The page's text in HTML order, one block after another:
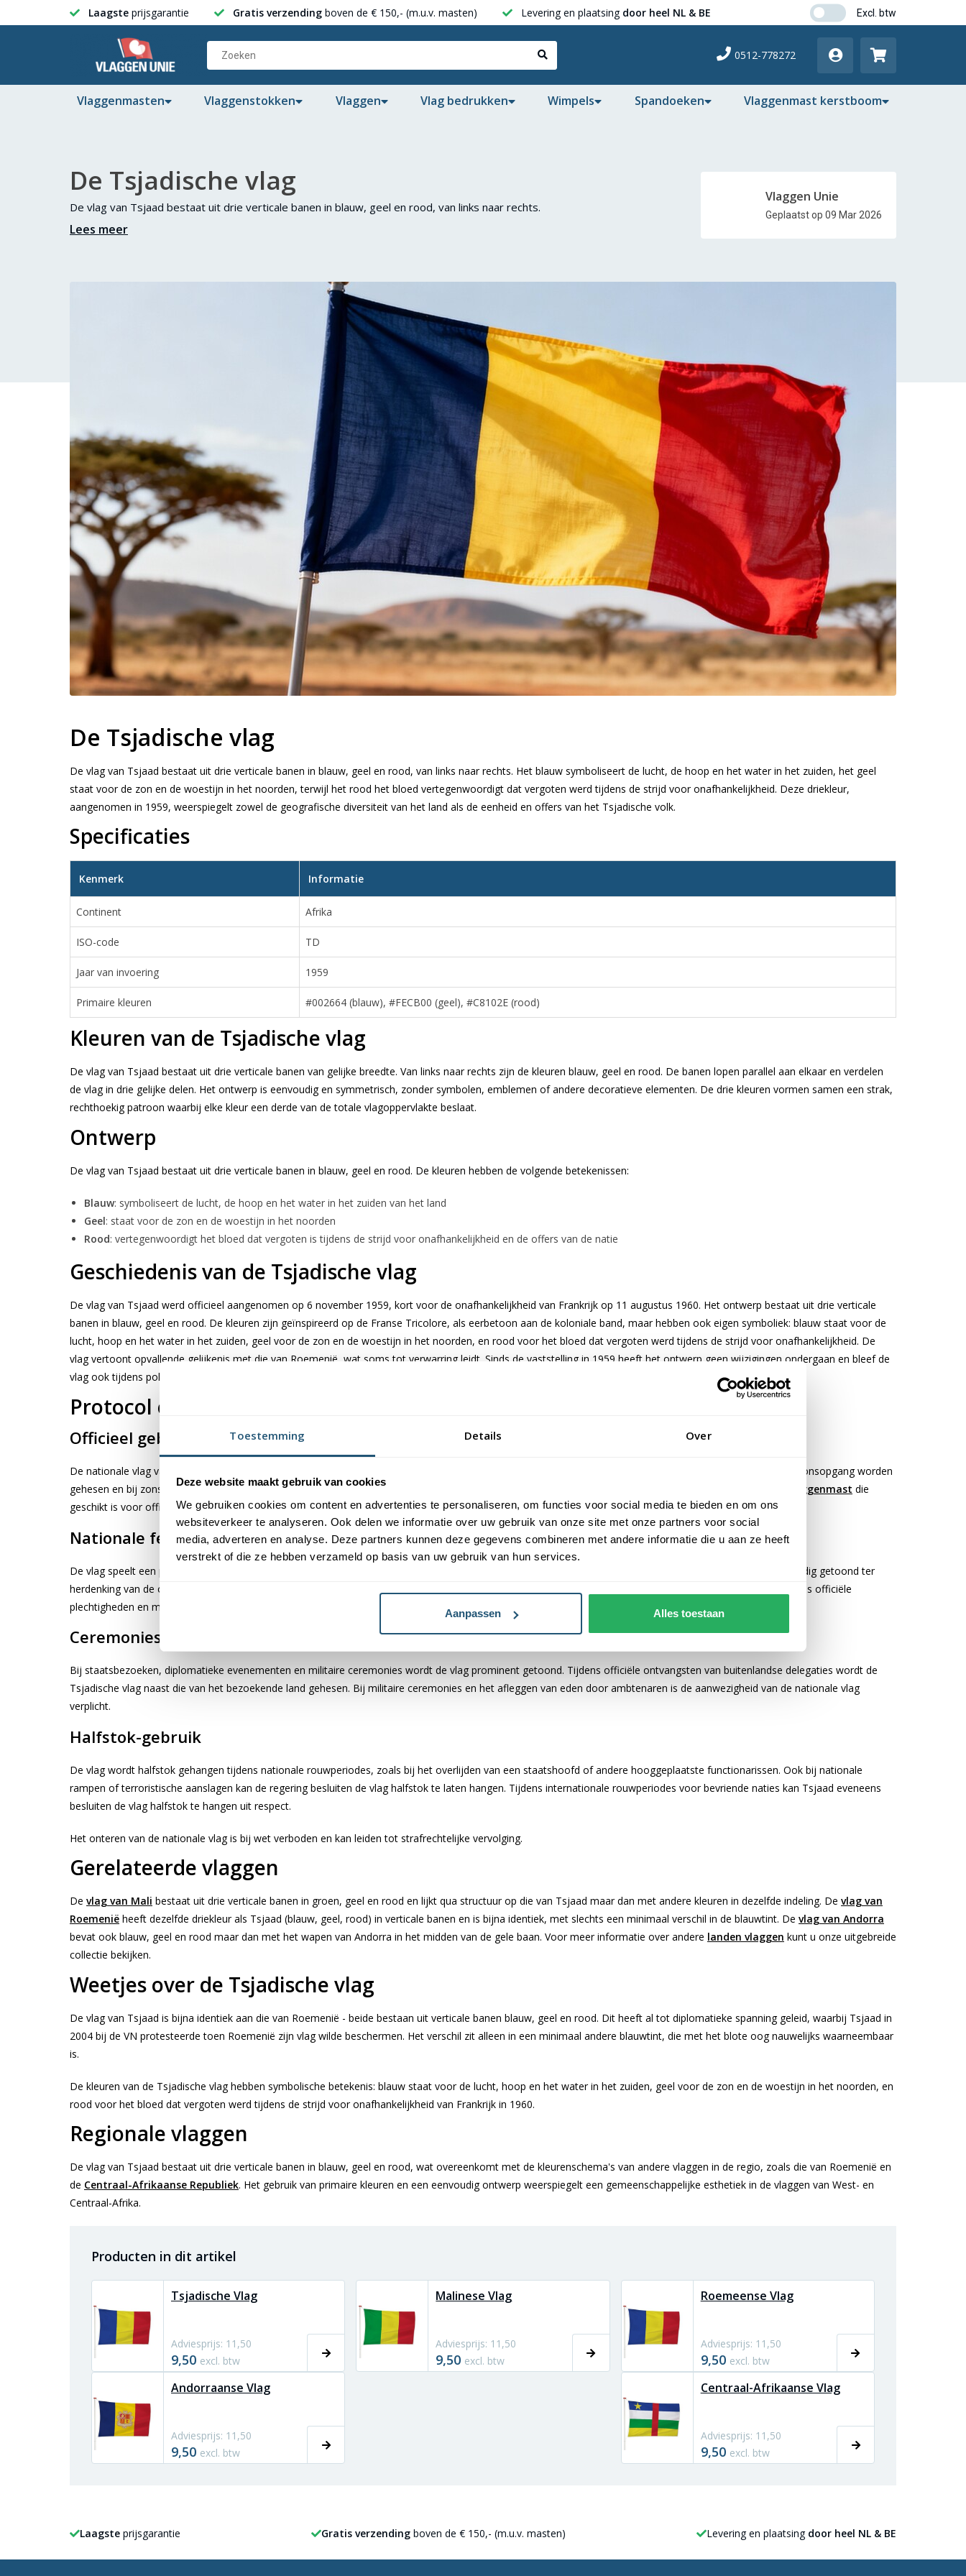
Toestemming Details Over
Deze website maakt gebruik van cookies
We gebruiken cookies om content en advertenties te personaliseren, om functies voor social media te bieden en om ons
websiteverkeer te analyseren. Ook delen we informatie over uw gebruik van onze site met onze partners voor social
media, adverteren en analyse. Deze partners kunnen deze gegevens combineren met andere informatie die u aan ze heeft
verstrekt of die ze hebben verzameld op basis van uw gebruik van hun services.
Aanpassen Alles toestaan
Laagste prijsgarantie Gratis verzending boven de € 150,- (m.u.v. masten) Levering en plaatsing door heel NL & BE
0512-778272
Vlaggenmasten Vlaggenstokken Vlaggen Vlag bedrukken Wimpels Spandoeken Vlaggenmast kerstboom
De Tsjadische vlag
De vlag van Tsjaad bestaat uit drie verticale banen in blauw, geel en rood, van links naar rechts.
Lees meer
Vlaggen Unie
Geplaatst op 09 Mar 2026
De Tsjadische vlag
De vlag van Tsjaad bestaat uit drie verticale banen in blauw, geel en rood, van links naar rechts. Het blauw symboliseert de lucht, de hoop en het water in het zuiden, het geel
staat voor de zon en de woestijn in het noorden, terwijl het rood het bloed vertegenwoordigt dat vergoten werd tijdens de strijd voor onafhankelijkheid. Deze driekleur,
aangenomen in 1959, weerspiegelt zowel de geografische diversiteit van het land als de eenheid en offers van het Tsjadische volk.
Specificaties
Kenmerk Informatie
Continent Afrika
ISO-code TD
Jaar van invoering 1959
Primaire kleuren #002664 (blauw), #FECB00 (geel), #C8102E (rood)
Kleuren van de Tsjadische vlag
De vlag van Tsjaad bestaat uit drie verticale banen van gelijke breedte. Van links naar rechts zijn de kleuren blauw, geel en rood. De banen lopen parallel aan elkaar en verdelen
de vlag in drie gelijke delen. Het ontwerp is eenvoudig en symmetrisch, zonder symbolen, emblemen of andere decoratieve elementen. De drie kleuren vormen samen een strak,
rechthoekig patroon waarbij elke kleur een derde van de totale vlagoppervlakte beslaat.
Ontwerp
De vlag van Tsjaad bestaat uit drie verticale banen in blauw, geel en rood. De kleuren hebben de volgende betekenissen:
Blauw: symboliseert de lucht, de hoop en het water in het zuiden van het land
Geel: staat voor de zon en de woestijn in het noorden
Rood: vertegenwoordigt het bloed dat vergoten is tijdens de strijd voor onafhankelijkheid en de offers van de natie
Geschiedenis van de Tsjadische vlag
De vlag van Tsjaad werd officieel aangenomen op 6 november 1959, kort voor de onafhankelijkheid van Frankrijk op 11 augustus 1960. Het ontwerp bestaat uit drie verticale
banen in blauw, geel en rood. De kleuren zijn geïnspireerd op de Franse Tricolore, als eerbetoon aan de koloniale band, maar hebben ook eigen symboliek: blauw staat voor de
lucht, hoop en het water in het zuiden, geel voor de zon en de woestijn in het noorden, en rood voor het bloed dat vergoten werd tijdens de strijd voor onafhankelijkheid. De
vlag vertoont opvallende gelijkenis met die van Roemenië, wat soms tot verwarring leidt. Sinds de vaststelling in 1959 heeft het ontwerp geen wijzigingen ondergaan en bleef de
vlag ook tijdens politieke omwentelingen, inclusief verschillende staatsgrepen, onveranderd als nationaal symbool.
Protocol en nationale feestdagen
Officieel gebruik van de Tsjadische vlag
De nationale vlag van Tsjaad wordt dagelijks gehesen op overheidsgebouwen, scholen, militaire installaties en andere officiële instellingen. De vlag moet bij zonsopgang worden
gehesen en bij zonsondergang worden neergehaald, conform het protocol. Voor het hijsen van de
vlaggenmast die
geschikt is voor officieel gebruik.
Nationale feestdagen
De vlag speelt een prominente rol tijdens belangrijke nationale feestdagen. Op 11 augustus, de Onafhankelijkheidsdag, wordt de vlag overal in het land uitbundig getoond ter
herdenking van de onafhankelijkheid van Frankrijk in 1960. Ook op 28 november, Proclamatie van de Republiek Dag, wordt de vlag ceremonieel gehesen tijdens officiële
plechtigheden en militaire parades.
Ceremonies en staatsgebeurtenissen
Bij staatsbezoeken, diplomatieke evenementen en militaire ceremonies wordt de vlag prominent getoond. Tijdens officiële ontvangsten van buitenlandse delegaties wordt de
Tsjadische vlag naast die van het bezoekende land gehesen. Bij militaire ceremonies en het afleggen van eden door ambtenaren is de aanwezigheid van de nationale vlag
verplicht.
Halfstok-gebruik
De vlag wordt halfstok gehangen tijdens nationale rouwperiodes, zoals bij het overlijden van een staatshoofd of andere hooggeplaatste functionarissen. Ook bij nationale
rampen of terroristische aanslagen kan de regering besluiten de vlag halfstok te laten hangen. Tijdens internationale rouwperiodes voor bevriende naties kan Tsjaad eveneens
besluiten de vlag halfstok te hangen uit respect.
Het onteren van de nationale vlag is bij wet verboden en kan leiden tot strafrechtelijke vervolging.
Gerelateerde vlaggen
De vlag van Mali bestaat uit drie verticale banen in groen, geel en rood en lijkt qua structuur op die van Tsjaad maar dan met andere kleuren in dezelfde indeling. De vlag van
Roemenië heeft dezelfde driekleur als Tsjaad (blauw, geel, rood) in verticale banen en is bijna identiek, met slechts een minimaal verschil in de blauwtint. De vlag van Andorra
bevat ook blauw, geel en rood maar dan met het wapen van Andorra in het midden van de gele baan. Voor meer informatie over andere landen vlaggen kunt u onze uitgebreide
collectie bekijken.
Weetjes over de Tsjadische vlag
De vlag van Tsjaad is bijna identiek aan die van Roemenië - beide bestaan uit verticale banen blauw, geel en rood. Dit heeft al tot diplomatieke spanning geleid, waarbij Tsjaad in
2004 bij de VN protesteerde toen Roemenië zijn vlag wilde beschermen. Het verschil zit alleen in een minimaal andere blauwtint, die met het blote oog nauwelijks waarneembaar
is.
De kleuren van de Tsjadische vlag hebben symbolische betekenis: blauw staat voor de lucht, hoop en het water in het zuiden, geel voor de zon en de woestijn in het noorden, en
rood voor het bloed dat vergoten werd tijdens de strijd voor onafhankelijkheid van Frankrijk in 1960.
Regionale vlaggen
De vlag van Tsjaad bestaat uit drie verticale banen in blauw, geel en rood, wat overeenkomt met de kleurenschema's van andere vlaggen in de regio, zoals die van Roemenië en
de Centraal-Afrikaanse Republiek. Het gebruik van primaire kleuren en een eenvoudig ontwerp weerspiegelt een gemeenschappelijke esthetiek in de vlaggen van West- en
Centraal-Afrika.
Producten in dit artikel
Tsjadische Vlag
Adviesprijs: 11,50
9,50 excl. btw
Malinese Vlag
Adviesprijs: 11,50
9,50 excl. btw
Roemeense Vlag
Adviesprijs: 11,50
9,50 excl. btw
Andorraanse Vlag
Adviesprijs: 11,50
9,50 excl. btw
Centraal-Afrikaanse Vlag
Adviesprijs: 11,50
9,50 excl. btw
Laagste prijsgarantie Gratis verzending boven de € 150,- (m.u.v. masten) Levering en plaatsing door heel NL & BE